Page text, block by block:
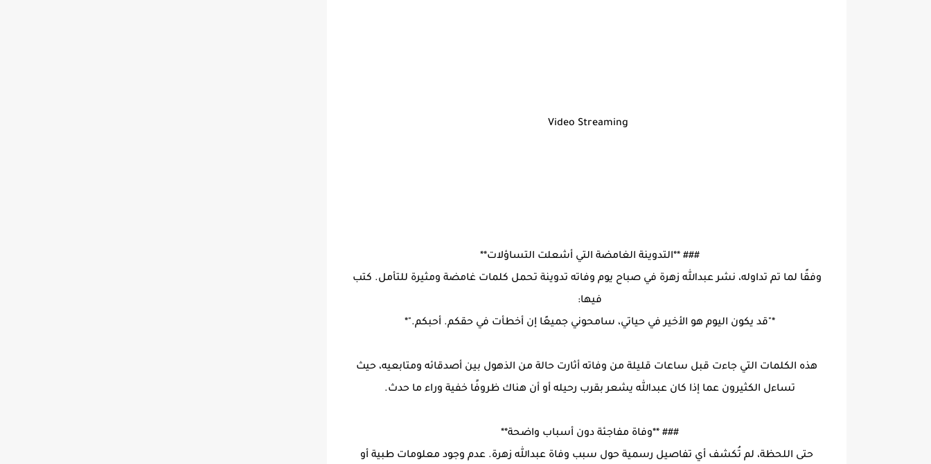
Video Streaming
### **التدوينة الغامضة التي أشعلت التساؤلات**
وفقًا لما تم تداوله، نشر عبدالله زهرة في صباح يوم وفاته تدوينة تحمل كلمات غامضة ومثيرة للتأمل. كتب
فيها:
*"قد يكون اليوم هو الأخير في حياتي، سامحوني جميعًا إن أخطأت في حقكم. أحبكم."*
هذه الكلمات التي جاءت قبل ساعات قليلة من وفاته أثارت حالة من الذهول بين أصدقائه ومتابعيه، حيث
تساءل الكثيرون عما إذا كان عبدالله يشعر بقرب رحيله أو أن هناك ظروفًا خفية وراء ما حدث.
### **وفاة مفاجئة دون أسباب واضحة**
حتى اللحظة، لم تُكشف أي تفاصيل رسمية حول سبب وفاة عبدالله زهرة. عدم وجود معلومات طبية أو